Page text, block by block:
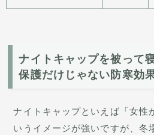
ナイトキャップを被って
保護だけじゃない防寒効
ナイトキャップといえば「女性
いうイメージが強いですが、冬